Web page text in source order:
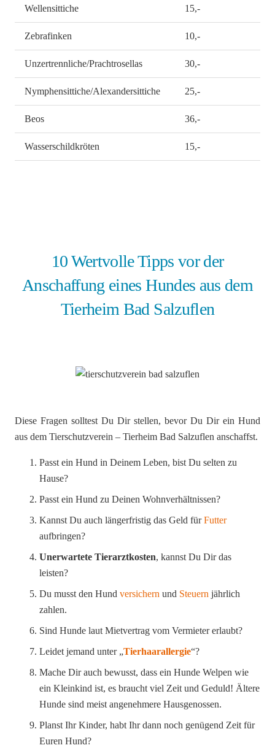
Wellensittiche 15,-
Zebrafinken 10,-
Unzertrennliche/Prachtrosellas 30,-
Nymphensittiche/Alexandersittiche 25,-
Beos 36,-
Wasserschildkröten 15,-
10 Wertvolle Tipps vor der
Anschaffung eines Hundes aus dem
Tierheim Bad Salzuflen
Diese Fragen solltest Du Dir stellen, bevor Du Dir ein Hund
aus dem Tierschutzverein – Tierheim Bad Salzuflen anschaffst.
Passt ein Hund in Deinem Leben, bist Du selten zu
Hause?
Passt ein Hund zu Deinen Wohnverhältnissen?
Kannst Du auch längerfristig das Geld fürFutter
aufbringen?
Unerwartete Tierarztkosten, kannst Du Dir das
leisten?
Du musst den Hund versichern und Steuern jährlich
zahlen.
Sind Hunde laut Mietvertrag vom Vermieter erlaubt?
Leidet jemand unter „Tierhaarallergie“?
Mache Dir auch bewusst, dass ein Hunde Welpen wie
ein Kleinkind ist, es braucht viel Zeit und Geduld! Ältere
Hunde sind meist angenehmere Hausgenossen.
Planst Ihr Kinder, habt Ihr dann noch genügend Zeit für
Euren Hund?